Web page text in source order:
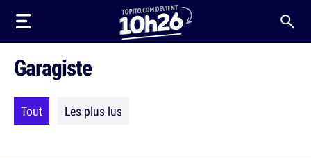
Garagiste
Tout Les plus lus